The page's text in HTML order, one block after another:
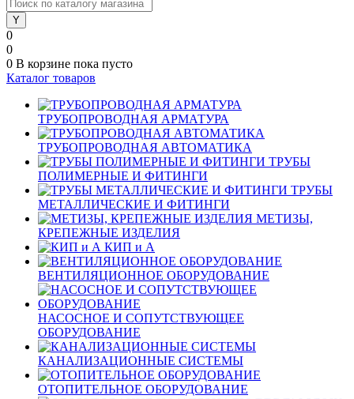
0
0
0 В корзине пока пусто
Каталог товаров
ТРУБОПРОВОДНАЯ АРМАТУРА
ТРУБОПРОВОДНАЯ АВТОМАТИКА
ТРУБЫ
ПОЛИМЕРНЫЕ И ФИТИНГИ
ТРУБЫ
МЕТАЛЛИЧЕСКИЕ И ФИТИНГИ
МЕТИЗЫ,
КРЕПЕЖНЫЕ ИЗДЕЛИЯ
КИП и А
ВЕНТИЛЯЦИОННОЕ ОБОРУДОВАНИЕ
НАСОСНОЕ И СОПУТСТВУЮЩЕЕ
ОБОРУДОВАНИЕ
КАНАЛИЗАЦИОННЫЕ СИСТЕМЫ
ОТОПИТЕЛЬНОЕ ОБОРУДОВАНИЕ